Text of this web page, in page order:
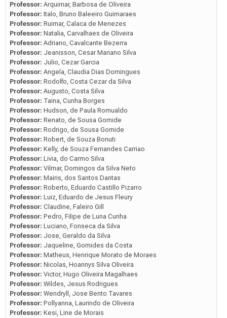
Professor: Arquimar, Barbosa de Oliveira
Professor: Italo, Bruno Baleeiro Guimaraes
Professor: Ruimar, Calaca de Menezes
Professor: Natalia, Carvalhaes de Oliveira
Professor: Adriano, Cavalcante Bezerra
Professor: Jeanisson, Cesar Mariano Silva
Professor: Julio, Cezar Garcia
Professor: Angela, Claudia Dias Domingues
Professor: Rodolfo, Costa Cezar da Silva
Professor: Augusto, Costa Silva
Professor: Taina, Cunha Borges
Professor: Hudson, de Paula Romualdo
Professor: Renato, de Sousa Gomide
Professor: Rodrigo, de Sousa Gomide
Professor: Robert, de Souza Bonuti
Professor: Kelly, de Souza Fernandes Carriao
Professor: Livia, do Carmo Silva
Professor: Vilmar, Domingos da Silva Neto
Professor: Mairis, dos Santos Dantas
Professor: Roberto, Eduardo Castillo Pizarro
Professor: Luiz, Eduardo de Jesus Fleury
Professor: Claudine, Faleiro Gill
Professor: Pedro, Filipe de Luna Cunha
Professor: Luciano, Fonseca da Silva
Professor: Jose, Geraldo da Silva
Professor: Jaqueline, Gomides da Costa
Professor: Matheus, Henrique Morato de Moraes
Professor: Nicolas, Hoannys Silva Oliveira
Professor: Victor, Hugo Oliveira Magalhaes
Professor: Wildes, Jesus Rodrigues
Professor: Wendryll, Jose Bento Tavares
Professor: Pollyanna, Laurindo de Oliveira
Professor: Kesi, Line de Morais